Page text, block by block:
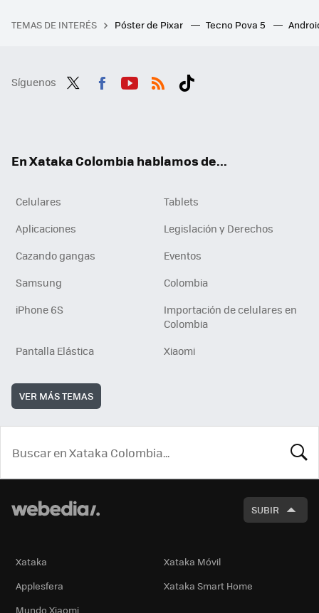
TEMAS DE INTERÉS Póster de Pixar Tecno Pova 5
Síguenos
En Xataka Colombia hablamos de...
Celulares
Tablets
Aplicaciones
Legislación y Derechos
Cazando gangas
Eventos
Samsung
Colombia
iPhone 6S
Importación de celulares en
Colombia
Pantalla Elástica
Xiaomi
VER MÁS TEMAS
SUBIR
Xataka
Xataka Móvil
Applesfera
Xataka Smart Home
Mundo Xiaomi